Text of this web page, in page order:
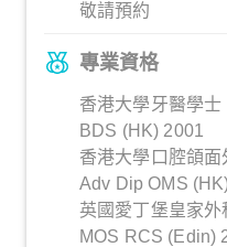
敬請預約
專業資格
香港大學牙醫學士
BDS (HK) 2001
香港大學口腔頜面
Adv Dip OMS
英國愛丁堡皇家
MOS RCS (Edin)